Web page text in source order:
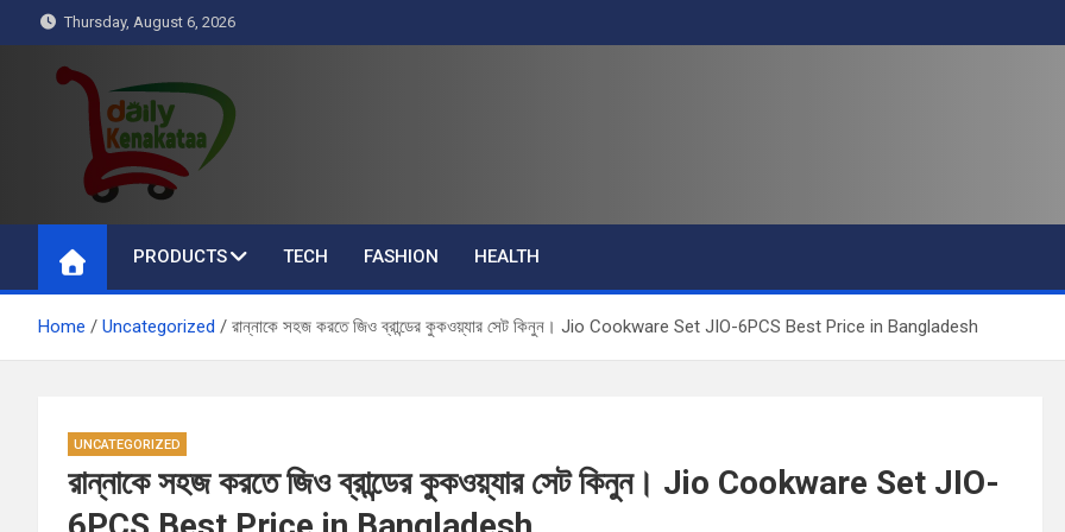
to
content
Thursday, August 6, 2026
Daily Kenakataa
Essential Product Videos
PRODUCTS
TECH FASHION HEALTH
Home Uncategorized রান্নাকে সহজ করতে জিও ব্রান্ডের কুকওয়্যার সেট কিনুন। Jio Cookware Set JIO-6PCS Best Price in Bangladesh
UNCATEGORIZED
রান্নাকে সহজ করতে জিও ব্রান্ডের কুকওয়্যার সেট কিনুন। Jio Cookware Set JIO-